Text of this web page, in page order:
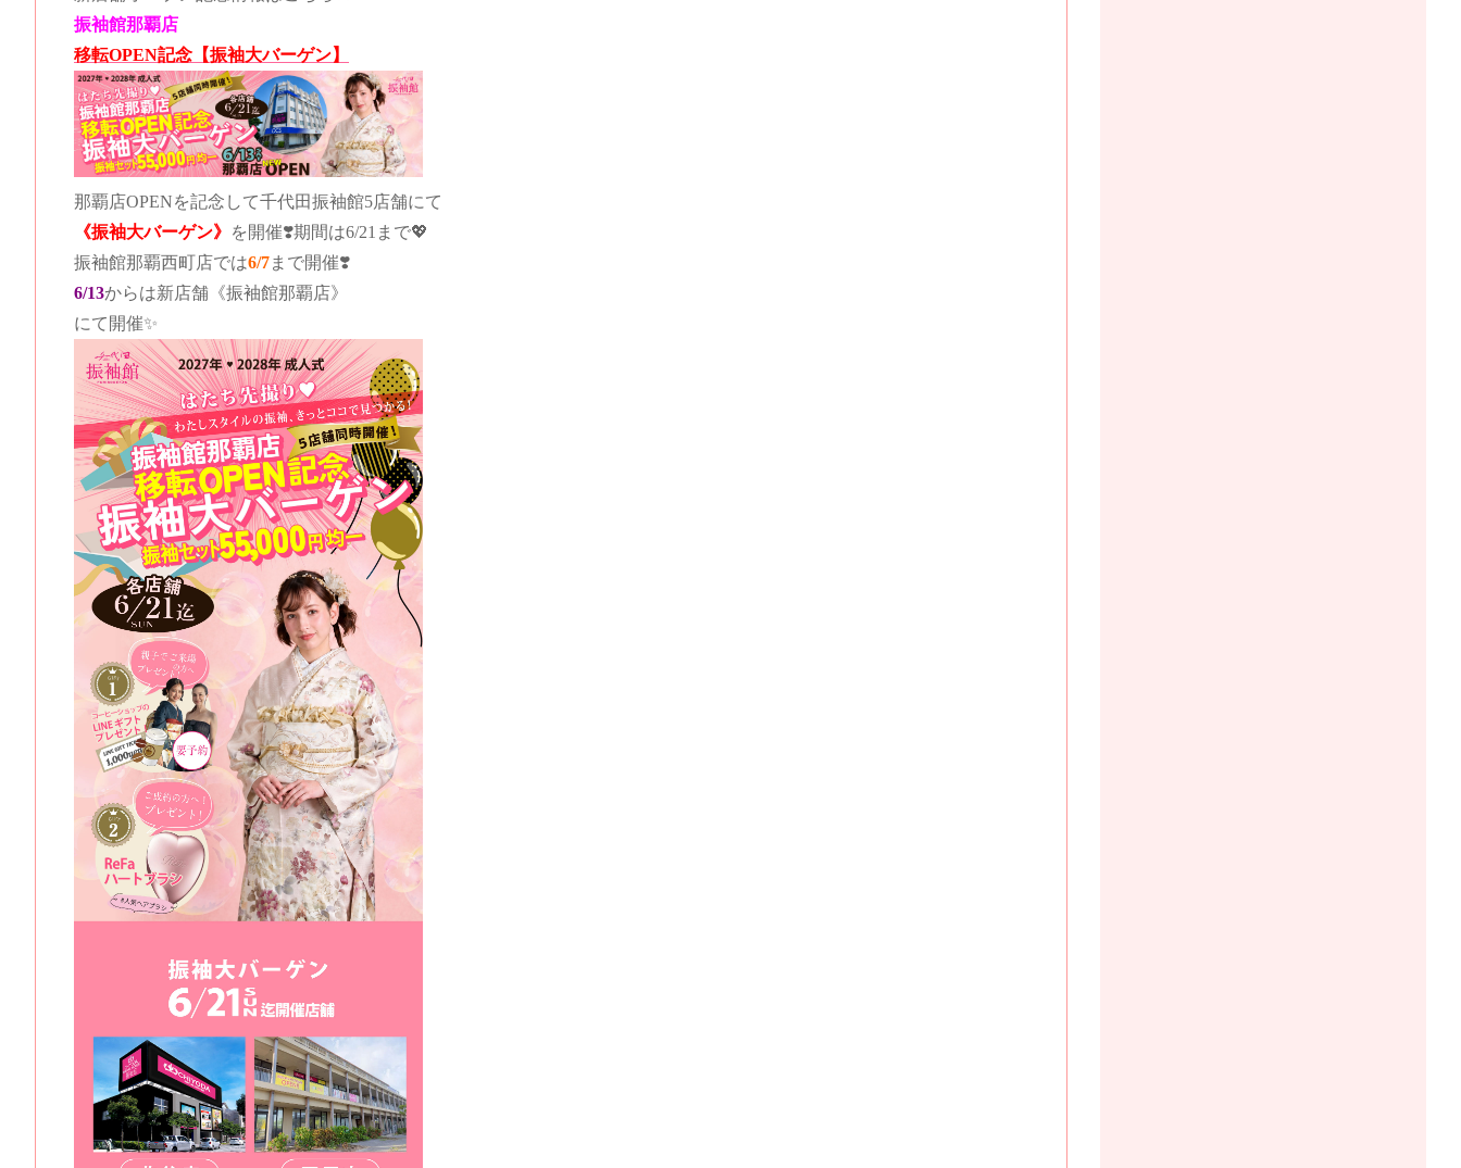
振袖館那覇店
移転OPEN記念【振袖大バーゲン】
那覇店OPENを記念して千代田振袖館5店舗にて
《振袖大バーゲン》 を開催❣️期間は6/21まで💖
振袖館那覇西町店では6/7まで開催❣️
6/13からは新店舗《振袖館那覇店》
にて開催✨